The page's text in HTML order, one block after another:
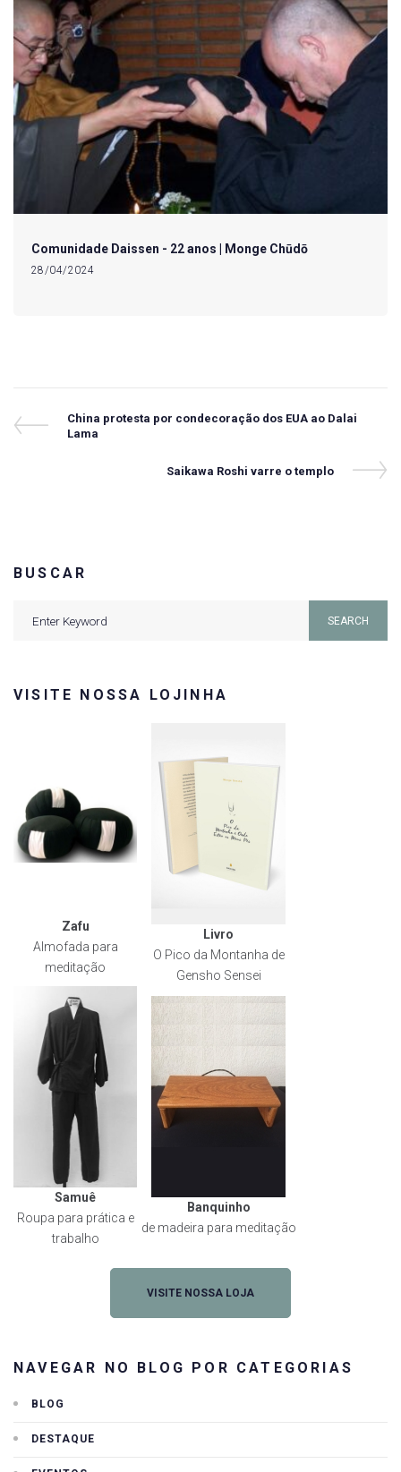
Comunidade Daissen - 22 anos | Monge Chūdō
28/04/2024
Navegação
Previous
Post
China protesta por condecoração dos EUA ao Dalai
Lama
Next
Saikawa Roshi varre o templo
BUSCAR
SEARCH
VISITE NOSSA LOJINHA
Zafu
Almofada para
meditação
Livro
O Pico da Montanha de
Gensho Sensei
Samuê
Roupa para prática e
trabalho
Banquinho
de madeira para meditação
VISITE NOSSA LOJA
NAVEGAR NO BLOG POR CATEGORIAS
BLOG
DESTAQUE